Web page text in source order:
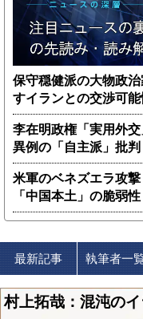
保守穏健派の大物政
すイランとの交渉可能
李在明政権「実用外
異例の「自主派」批判
米軍のベネズエラ攻
「中国本土」の脆弱性
最新記事 執筆者一
村上拓哉：混沌の